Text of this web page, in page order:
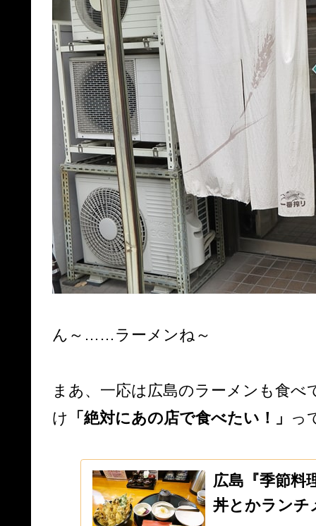
ん～……ラーメンね～
まあ、一応は広島のラーメンも食
け 「絶対にあの店で食べたい！」 っ
広島『季節料
丼とかランチ